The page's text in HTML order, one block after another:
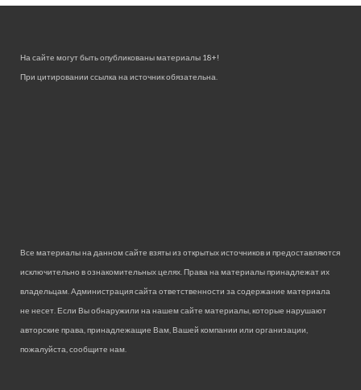
На сайте могут быть опубликованы материалы 18+!
При цитировании ссылка на источник обязательна.
Все материалы на данном сайте взяты из открытых источников и предоставляются
исключительно в ознакомительных целях. Права на материалы принадлежат их
владельцам. Администрация сайта ответственности за содержание материала
не несет. Если Вы обнаружили на нашем сайте материалы, которые нарушают
авторские права, принадлежащие Вам, Вашей компании или организации,
пожалуйста, сообщите нам.